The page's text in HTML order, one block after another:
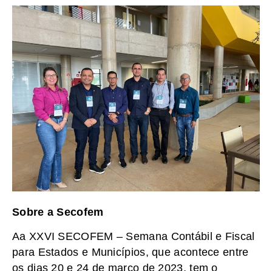
Sobre a Secofem
Aa XXVI SECOFEM – Semana Contábil e Fiscal
para Estados e Municípios, que acontece entre
os dias 20 e 24 de março de 2023, tem o